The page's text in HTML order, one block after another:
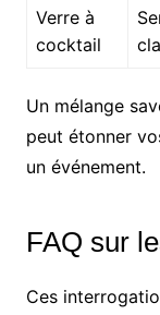
Verre à
cocktail
Un mélange
peut étonner
un événement.
FAQ sur
Ces